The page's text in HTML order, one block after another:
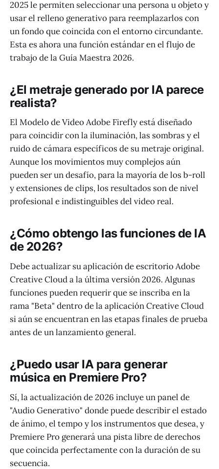
2025 le permiten seleccionar una persona u objeto y
usar el relleno generativo para reemplazarlos con
un fondo que coincida con el entorno circundante.
Esta es ahora una función estándar en el flujo de
trabajo de la Guía Maestra 2026.
¿El metraje generado por IA parece
realista?
El Modelo de Video Adobe Firefly está diseñado
para coincidir con la iluminación, las sombras y el
ruido de cámara específicos de su metraje original.
Aunque los movimientos muy complejos aún
pueden ser un desafío, para la mayoría de los b-roll
y extensiones de clips, los resultados son de nivel
profesional e indistinguibles del video real.
¿Cómo obtengo las funciones de IA
de 2026?
Debe actualizar su aplicación de escritorio Adobe
Creative Cloud a la última versión 2026. Algunas
funciones pueden requerir que se inscriba en la
rama "Beta" dentro de la aplicación Creative Cloud
si aún se encuentran en las etapas finales de prueba
antes de un lanzamiento general.
¿Puedo usar IA para generar
música en Premiere Pro?
Sí, la actualización de 2026 incluye un panel de
"Audio Generativo" donde puede describir el estado
de ánimo, el tempo y los instrumentos que desea, y
Premiere Pro generará una pista libre de derechos
que coincida perfectamente con la duración de su
secuencia.